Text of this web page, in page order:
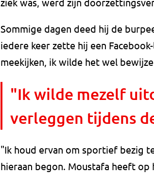
Sommige dagen deed hij de
iedere keer zette hij een
meekijken, ik wilde het wel
"Ik wilde mezelf
verleggen tijdens
"Ik houd ervan om sportief bezig
hieraan begon. Moustafa heeft